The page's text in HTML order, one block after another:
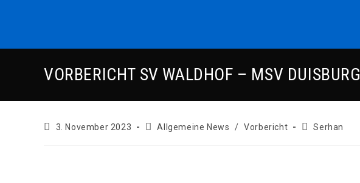
VORBERICHT SV WALDHOF – MSV DUISBURG
Beitrag
3. November 2023
Beitrags-
Allgemeine News / Vorbericht
Beitrags-
Serhan